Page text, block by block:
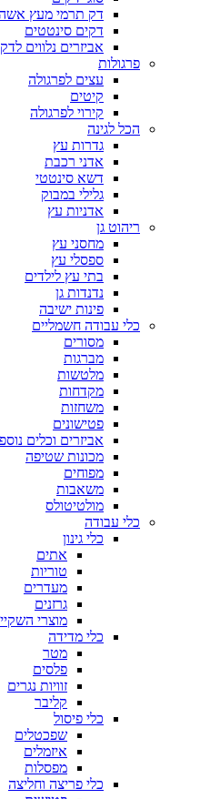
דק תרמי מעץ אשה
דקים סינטטים
אביזרים נלווים
פרגולות
עצים לפרגולה
קיטים
קירוי לפרגולה
הכל לגינה
גדרות עץ
אדני רכבת
דשא סינטטי
גלילי במבוק
אדניות עץ
ריהוט גן
מחסני עץ
ספסלי עץ
בתי עץ לילדים
נדנדות גן
פינות ישיבה
כלי עבודה חשמליים
מסורים
מברגות
מלטשות
מקדחות
משחזות
פטישונים
אביזרים וכלים
מכונות שטיפה
מפוחים
משאבות
מולטיטולס
כלי עבודה
כלי גינון
אתים
טוריות
מעדרים
גרזנים
מוצרי
כלי מדידה
מטר
פלסים
זוויות נגרים
קליבר
כלי פיסול
שפכטלים
איזמלים
מפסלות
כלי פריצה וחליצה